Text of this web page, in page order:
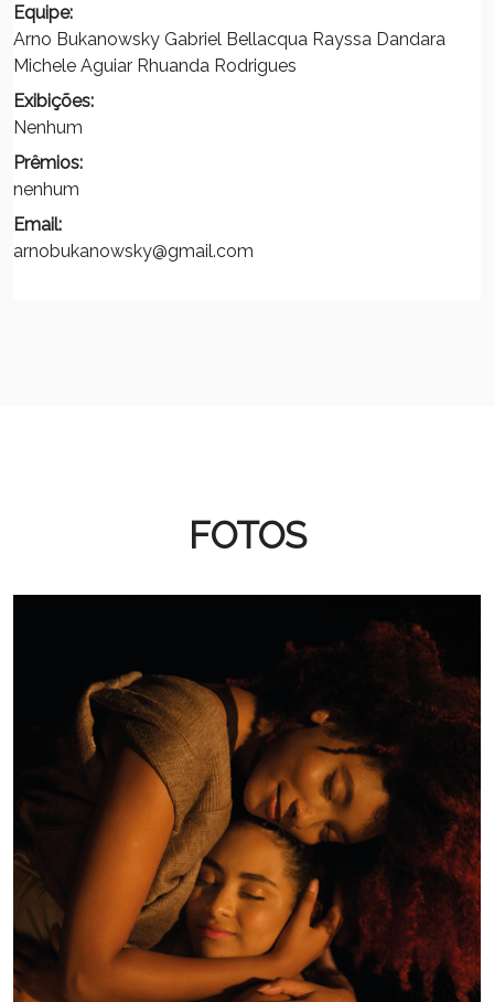
Equipe:
Arno Bukanowsky Gabriel Bellacqua Rayssa Dandara
Michele Aguiar Rhuanda Rodrigues
Exibições:
Nenhum
Prêmios:
nenhum
Email:
arnobukanowsky@gmail.com
FOTOS